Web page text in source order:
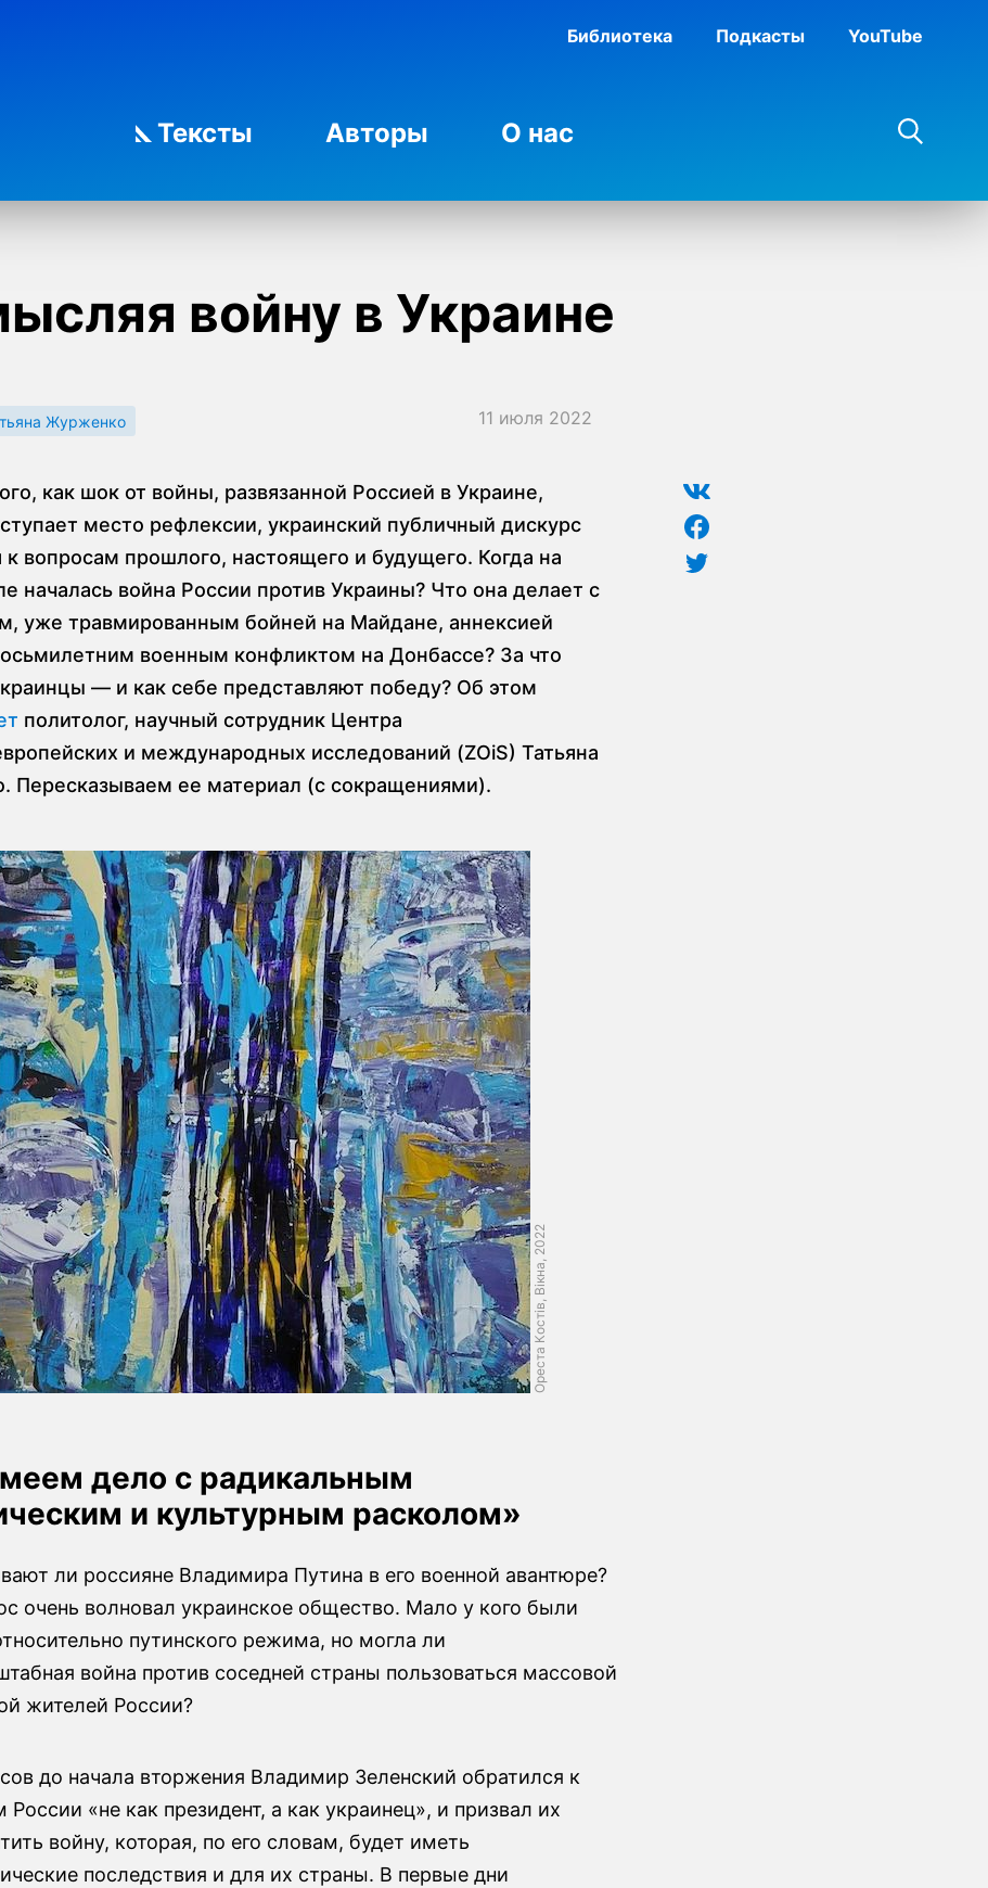
Библиотека Подкасты YouTube
Тексты Авторы О нас
войну в Украине
Журженко 11 июля 2022
как шок от войны, развязанной Россией в Украине,
место рефлексии, украинский публичный дискурс
к вопросам прошлого, настоящего и будущего. Когда на
началась война России против Украины? Что она делает с
уже травмированным бойней на Майдане, аннексией
военным конфликтом на Донбассе? За что
— и как себе представляют победу? Об этом
политолог, научный сотрудник Центра
и международных исследований (ZOiS) Татьяна
Пересказываем ее материал (с сокращениями).
Ореста Костів, Вiкна, 2022
дело с радикальным
и культурным расколом»
ли россияне Владимира Путина в его военной авантюре?
очень волновал украинское общество. Мало у кого были
путинского режима, но могла ли
война против соседней страны пользоваться массовой
жителей России?
до начала вторжения Владимир Зеленский обратился к
России «не как президент, а как украинец», и призвал их
войну, которая, по его словам, будет иметь
последствия и для их страны. В первые дни